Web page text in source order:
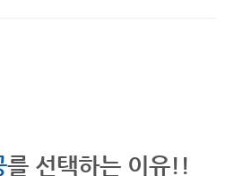
를 선택하는 이유!!